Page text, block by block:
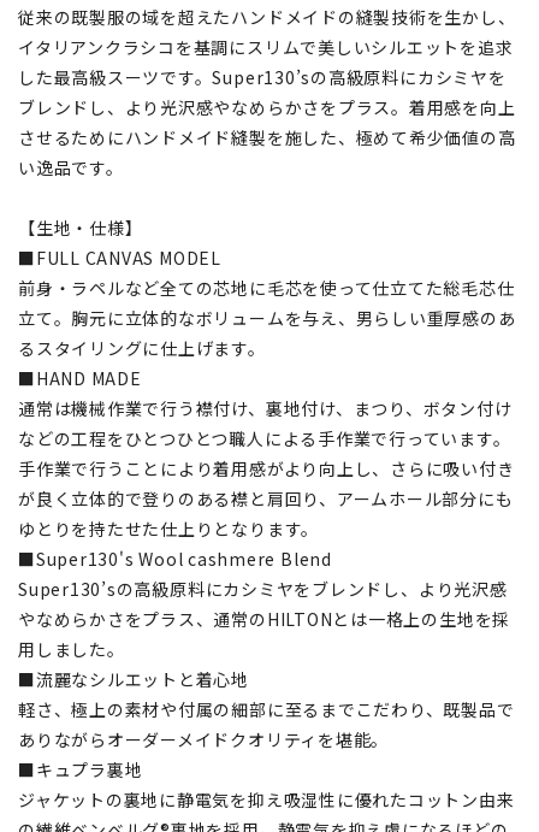
従来の既製服の域を超えたハンドメイドの縫製技術を生かし、
イタリアンクラシコを基調にスリムで美しいシルエットを追求
した最高級スーツです。Super130’sの高級原料にカシミヤを
ブレンドし、より光沢感やなめらかさをプラス。着用感を向上
させるためにハンドメイド縫製を施した、極めて希少価値の高
い逸品です。
【生地・仕様】
■FULL CANVAS MODEL
前身・ラペルなど全ての芯地に毛芯を使って仕立てた総毛芯仕
立て。胸元に立体的なボリュームを与え、男らしい重厚感のあ
るスタイリングに仕上げます。
■HAND MADE
通常は機械作業で行う襟付け、裏地付け、まつり、ボタン付け
などの工程をひとつひとつ職人による手作業で行っています。
手作業で行うことにより着用感がより向上し、さらに吸い付き
が良く立体的で登りのある襟と肩回り、アームホール部分にも
ゆとりを持たせた仕上りとなります。
■Super130's Wool cashmere Blend
Super130’sの高級原料にカシミヤをブレンドし、より光沢感
やなめらかさをプラス、通常のHILTONとは一格上の生地を採
用しました。
■流麗なシルエットと着心地
軽さ、極上の素材や付属の細部に至るまでこだわり、既製品で
ありながらオーダーメイドクオリティを堪能。
■キュプラ裏地
ジャケットの裏地に静電気を抑え吸湿性に優れたコットン由来